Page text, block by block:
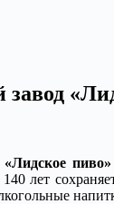
пиво»
лет